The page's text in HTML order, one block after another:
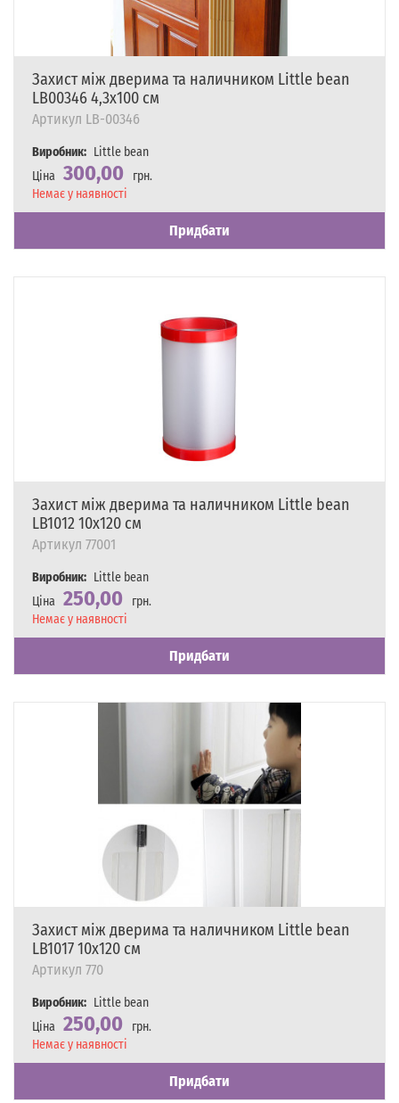
Захист між дверима та наличником Little bean
LB00346 4,3х100 см
Артикул LB-00346
Виробник: Little bean
Ціна 300,00
грн.
Наявність
Немає у наявності
Придбати
Захист між дверима та наличником Little bean
LB1012 10х120 см
Артикул 77001
Виробник: Little bean
Ціна 250,00
грн.
Наявність
Немає у наявності
Придбати
Захист між дверима та наличником Little bean
LB1017 10х120 см
Артикул 770
Виробник: Little bean
Ціна 250,00
грн.
Наявність
Немає у наявності
Придбати